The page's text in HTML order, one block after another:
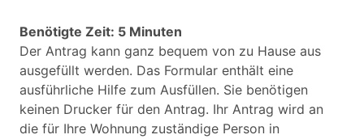
Benötigte Zeit: 5 Minuten
Der Antrag kann ganz bequem von zu Hause aus
ausgefüllt werden. Das Formular enthält eine
ausführliche Hilfe zum Ausfüllen. Sie benötigen
keinen Drucker für den Antrag. Ihr Antrag wird an
die für Ihre Wohnung zuständige Person in